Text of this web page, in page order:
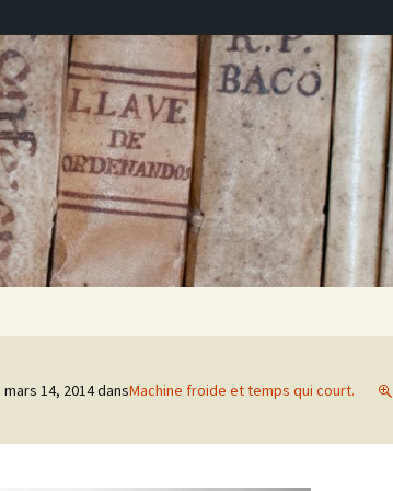
mars 14, 2014dansMachine froide et temps qui court.